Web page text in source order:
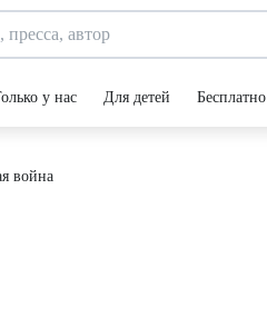
у нас Для детей Бесплатно
война